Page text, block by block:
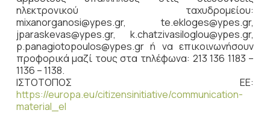
ηλεκτρονικού ταχυδρομείου:
mixanorganosi@ypes.gr, te.ekloges@ypes.gr,
jparaskevas@ypes.gr, k.chatzivasiloglou@ypes.gr,
p.panagiotopoulos@ypes.gr ή να επικοινωνήσουν
προφορικά μαζί τους στα τηλέφωνα: 213 136 1183 –
1136 – 1138.
ΙΣΤΟΤΟΠΟΣ ΕΕ:
https://europa.eu/citizensinitiative/communication-
material_el